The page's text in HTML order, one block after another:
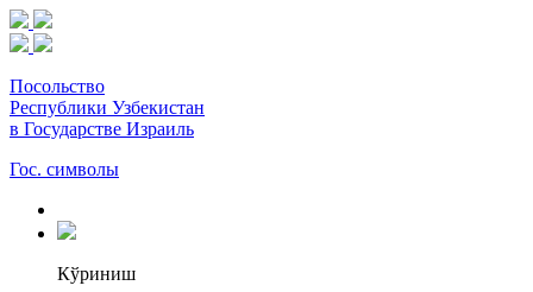
Посольство
Республики Узбекистан
в Государстве Израиль
Гос. символы
Кўриниш